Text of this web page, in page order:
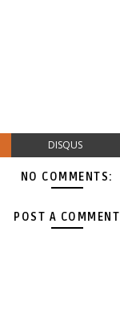
DISQUS
NO COMMENTS:
POST A COMMENT